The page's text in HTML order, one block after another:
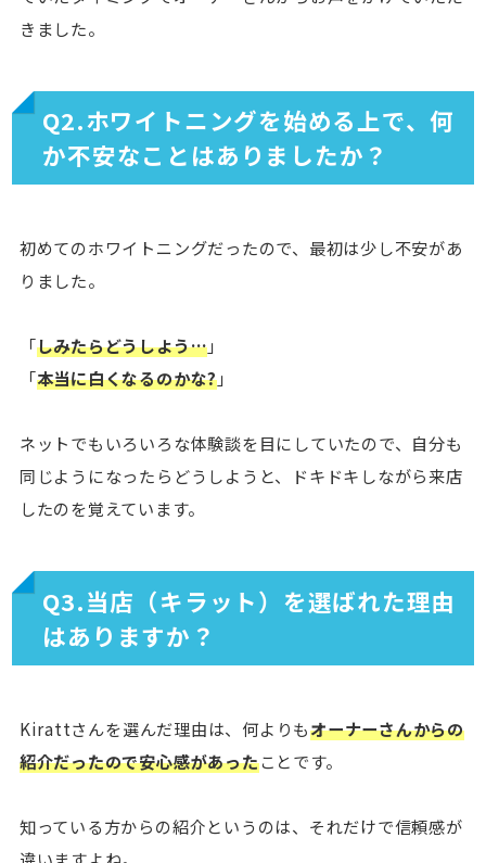
きました。
Q2.ホワイトニングを始める上で、何
か不安なことはありましたか？
初めてのホワイトニングだったので、最初は少し不安があ
りました。
「しみたらどうしよう…」
「本当に白くなるのかな?」
ネットでもいろいろな体験談を目にしていたので、自分も
同じようになったらどうしようと、ドキドキしながら来店
したのを覚えています。
Q3.当店（キラット）を選ばれた理由
はありますか？
Kirattさんを選んだ理由は、何よりもオーナーさんからの
紹介だったので安心感があったことです。
知っている方からの紹介というのは、それだけで信頼感が